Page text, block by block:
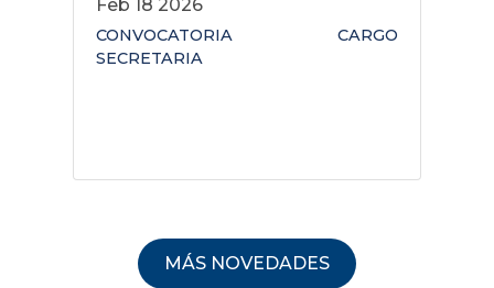
Feb 18 2026
CONVOCATORIA CARGO
SECRETARIA
MÁS NOVEDADES